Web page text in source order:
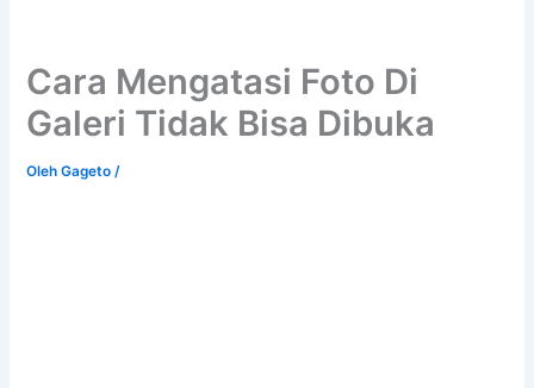
Cara Mengatasi Foto Di
Galeri Tidak Bisa Dibuka
OlehGageto/